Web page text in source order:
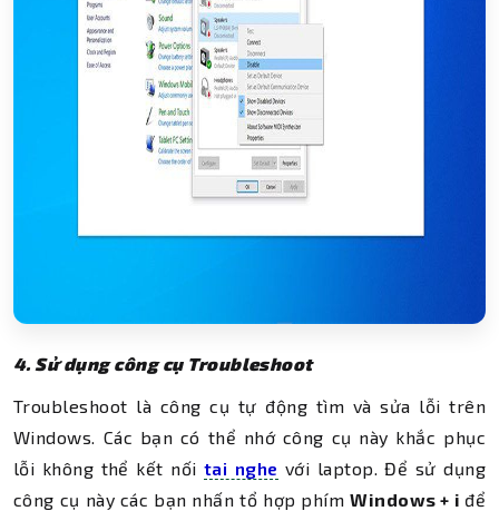
4. Sử dụng công cụ Troubleshoot
Troubleshoot là công cụ tự động tìm và sửa lỗi trên
Windows. Các bạn có thể nhớ công cụ này khắc phục
lỗi không thể kết nối tai nghe với laptop. Để sử dụng
công cụ này các bạn nhấn tổ hợp phímWindows + i để